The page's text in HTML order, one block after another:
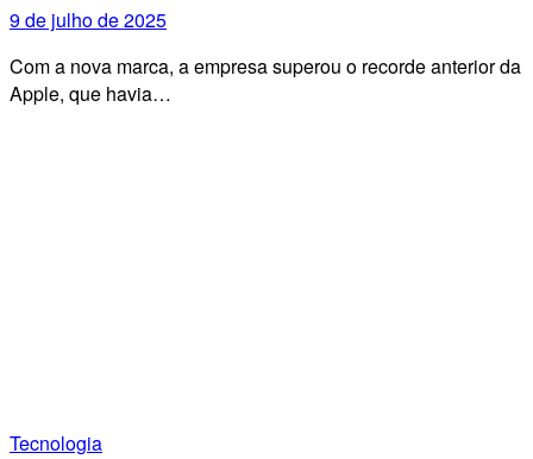
9 de julho de 2025
Com a nova marca, a empresa superou o recorde anterior da
Apple, que havia…
Tecnologia